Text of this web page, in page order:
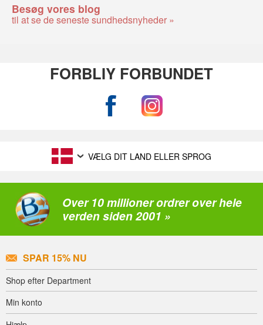
Besøg vores blog
til at se de seneste sundhedsnyheder »
FORBLIY FORBUNDET
VÆLG DIT LAND ELLER SPROG
Over 10 millioner ordrer over hele
verden siden 2001 »
SPAR 15% NU
Shop efter Department
Min konto